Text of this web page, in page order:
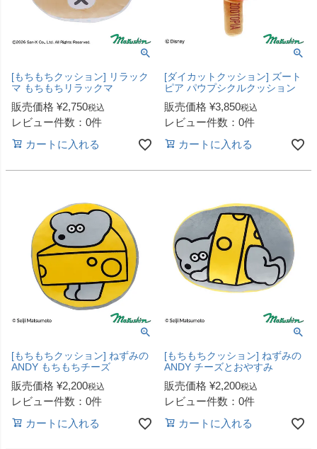
[もちもちクッション] リラック
マ もちもちリラックマ
販売価格 ¥2,750税込
レビュー件数：0件
カートに入れる
[ダイカットクッション] ズート
ピア パウプシクルクッション
販売価格 ¥3,850税込
レビュー件数：0件
カートに入れる
[もちもちクッション] ねずみの
ANDY もちもちチーズ
販売価格 ¥2,200税込
レビュー件数：0件
カートに入れる
[もちもちクッション] ねずみの
ANDY チーズとおやすみ
販売価格 ¥2,200税込
レビュー件数：0件
カートに入れる